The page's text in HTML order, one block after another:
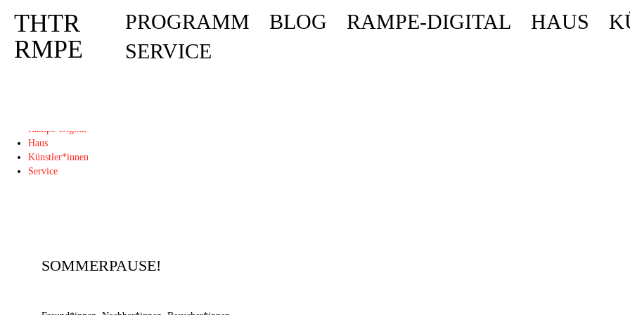
Deprecated : Die Funktion post_permalink ist seit Version 4.4.0 veraltet! Verwende stattdessen get_permalink(). in /homepages/10/d43051023/htdocs/
THTR
RMPE
Rampe-Digital
Haus
Künstler*innen
Service
THTR
RMPE
PROGRAMM BLOG RAMPE-DIGITAL HAUS
SERVICE
SOMMERPAUSE!